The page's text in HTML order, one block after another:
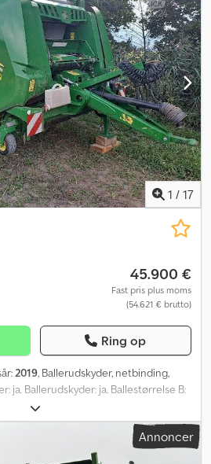
jaCentral smøring:
hældningskompensationVinkelled1.
i 2022Bagerste klap er blevet
Kunde Dcodpezdg Etjfx Ab
1 / 17
45.900 €
Fast pris plus moms
(54.621 € brutto)
Ring op
2019, Ballerudskyder, netbinding,
ja. Ballerudskyder: ja. Ballestørrelse B:
baller): 25.000. Bindetype: netbinding.
25. Netbinding: ja. Dækstørrelse:
Tandemaksel: ja. Blød kerne: ja.
Central smøring: automatisk.
Annoncer